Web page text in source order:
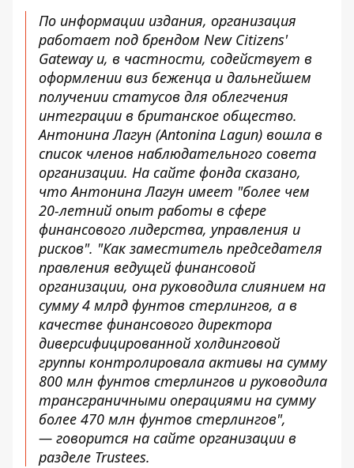
По информации издания, организация
работает под брендом New Citizens'
Gatewayи, в частности, содействует в
оформлении виз беженца и дальнейшем
получении статусов для облегчения
интеграции в британское общество.
Антонина Лагун (Antonina Lagun) вошла в
список членов наблюдательного совета
организации. На сайте фонда сказано,
что Антонина Лагун имеет "более чем
20-летний опыт работы в сфере
финансового лидерства, управления и
рисков". "Как заместитель председателя
правления ведущей финансовой
организации, она руководила слиянием на
сумму 4 млрд фунтов стерлингов, а в
качестве финансового директора
диверсифицированной холдинговой
группы контролировала активы на сумму
800 млн фунтов стерлингов и руководила
трансграничными операциями на сумму
более 470 млн фунтов стерлингов",
— говорится на сайте организации в
разделе Trustees.